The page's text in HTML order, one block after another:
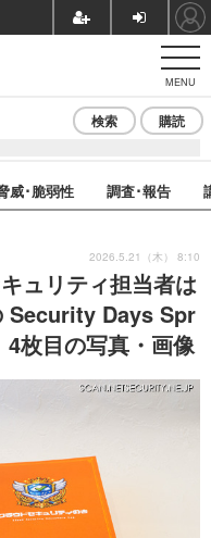
MENU
検索 購読
威･脆弱性 調査･報告
ュリティ担当者は
Security Days Spr
枚目の写真・画像
2026.5.21（木） 8:10